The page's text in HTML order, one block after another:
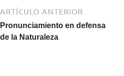
ARTÍCULO ANTERIOR
Pronunciamiento en defensa
de la Naturaleza